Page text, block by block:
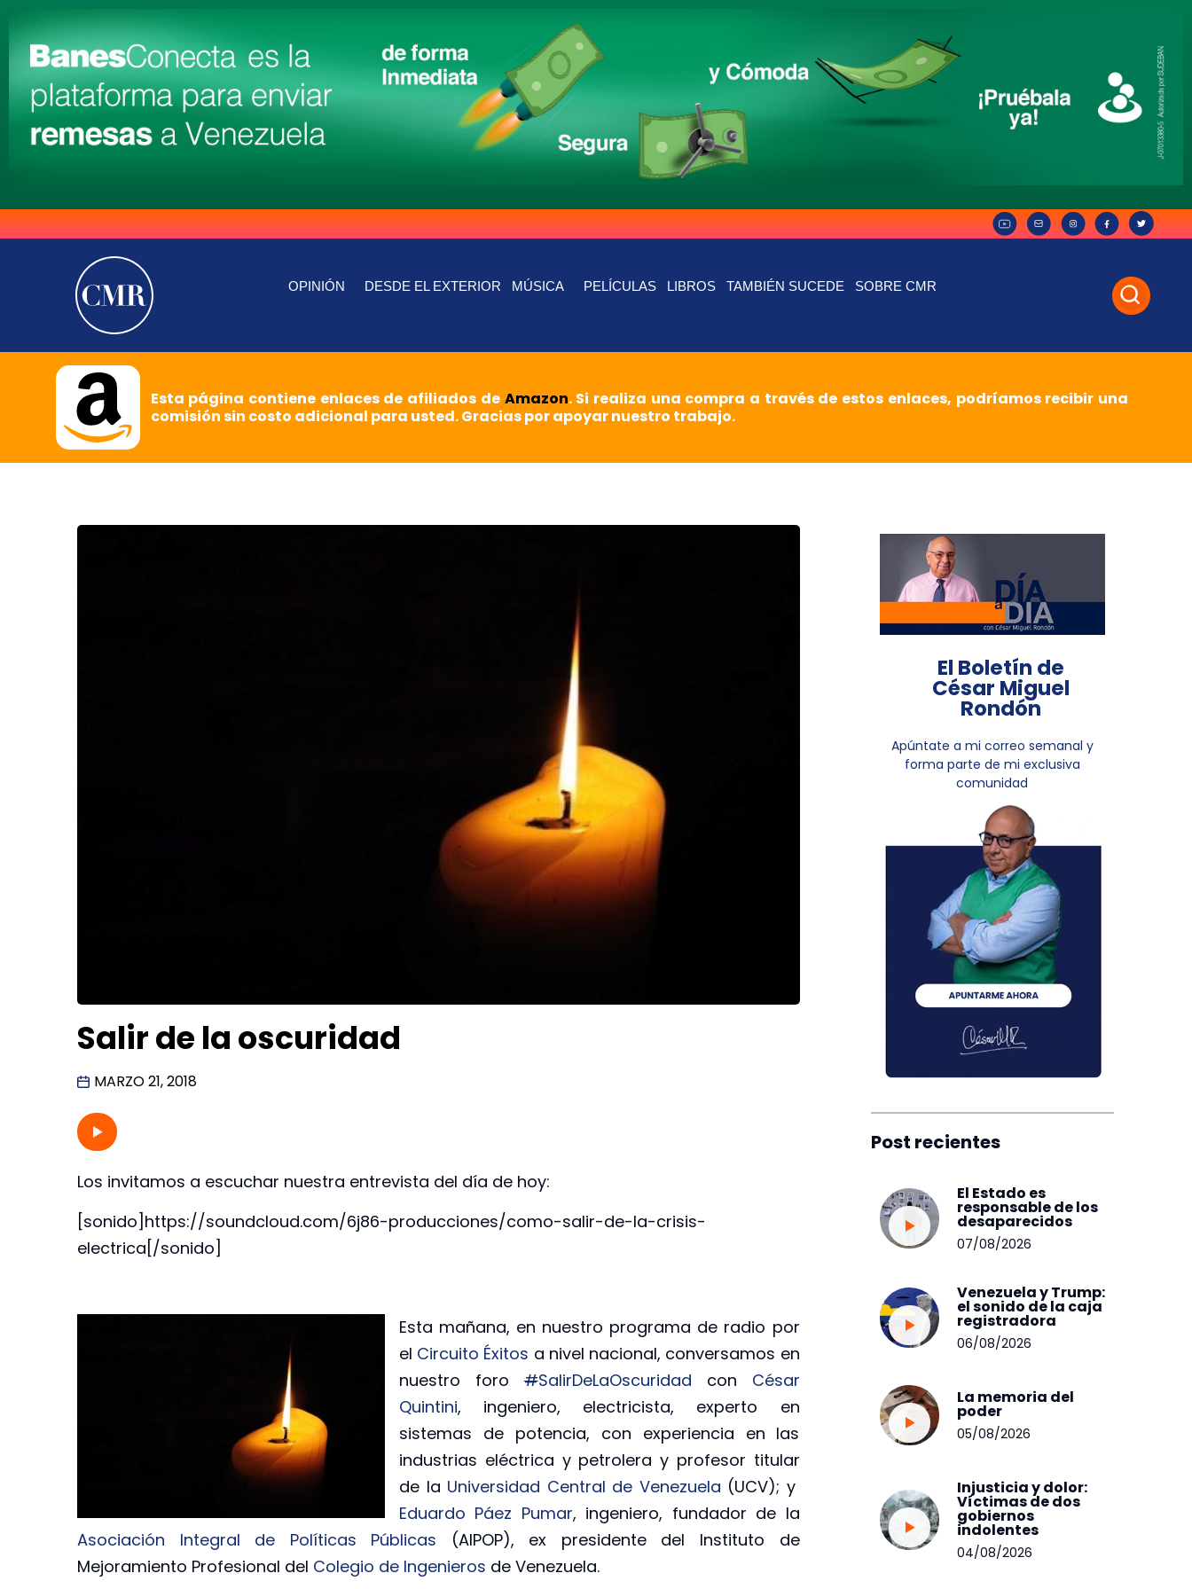
OPINIÓN DESDE EL EXTERIOR MÚSICA PELÍCULAS LIBROS TAMBIÉN SUCEDE SOBRE CMR
Esta página contiene enlaces de afiliados de Amazon. Si realiza una compra a través de estos enlaces, podríamos recibir una
comisión sin costo adicional para usted. Gracias por apoyar nuestro trabajo.
Salir de la oscuridad
MARZO 21, 2018
Los invitamos a escuchar nuestra entrevista del día de hoy:
[sonido]https://soundcloud.com/6j86-producciones/como-salir-de-la-crisis-
electrica[/sonido]
Esta mañana, en nuestro programa de radio por
el Circuito Éxitos a nivel nacional, conversamos en
nuestro foro#SalirDeLaOscuridad con César
Quintini, ingeniero, electricista, experto en
sistemas de potencia, con experiencia en las
industrias eléctrica y petrolera y profesor titular
de la Universidad Central de Venezuela (UCV); y
Eduardo Páez Pumar, ingeniero, fundador de la
Asociación Integral de Políticas Públicas (AIPOP), ex presidente del Instituto de
Mejoramiento Profesional del Colegio de Ingenieros de Venezuela.
El Boletín de
César Miguel
Rondón
Apúntate a mi correo semanal y
forma parte de mi exclusiva
comunidad
Post recientes
El Estado es
responsable de los
desaparecidos
07/08/2026
Venezuela y Trump:
el sonido de la caja
registradora
06/08/2026
La memoria del
poder
05/08/2026
Injusticia y dolor:
Víctimas de dos
gobiernos
indolentes
04/08/2026